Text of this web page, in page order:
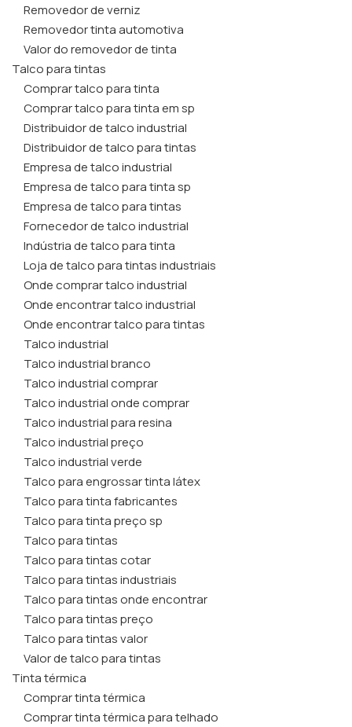
Removedor de verniz
Removedor tinta automotiva
Valor do removedor de tinta
Talco para tintas
Comprar talco para tinta
Comprar talco para tinta em sp
Distribuidor de talco industrial
Distribuidor de talco para tintas
Empresa de talco industrial
Empresa de talco para tinta sp
Empresa de talco para tintas
Fornecedor de talco industrial
Indústria de talco para tinta
Loja de talco para tintas industriais
Onde comprar talco industrial
Onde encontrar talco industrial
Onde encontrar talco para tintas
Talco industrial
Talco industrial branco
Talco industrial comprar
Talco industrial onde comprar
Talco industrial para resina
Talco industrial preço
Talco industrial verde
Talco para engrossar tinta látex
Talco para tinta fabricantes
Talco para tinta preço sp
Talco para tintas
Talco para tintas cotar
Talco para tintas industriais
Talco para tintas onde encontrar
Talco para tintas preço
Talco para tintas valor
Valor de talco para tintas
Tinta térmica
Comprar tinta térmica
Comprar tinta térmica para telhado